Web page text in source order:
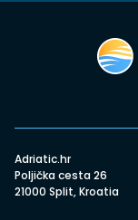
Adriatic.hr
Poljička cesta 26
21000 Split, Kroatia